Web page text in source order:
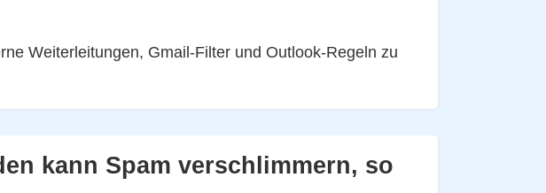
Weiterleitungen, Gmail-Filter und Outlook-Regeln zu
kann Spam verschlimmern, so